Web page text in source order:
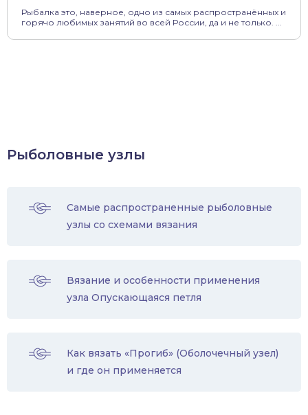
Рыбалка это, наверное, одно из самых распространённых и
горячо любимых занятий во всей России, да и не только. ...
Рыболовные узлы
Самые распространенные рыболовные
узлы со схемами вязания
Вязание и особенности применения
узла Опускающаяся петля
Как вязать «Прогиб» (Оболочечный узел)
и где он применяется